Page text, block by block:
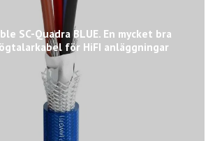
SC-Quadra BLUE. En mycket bra
för HiFI anläggningar